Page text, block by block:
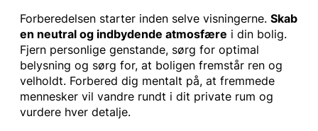
Forberedelsen starter inden selve visningerne. Skab
en neutral og indbydende atmosfære i din bolig.
Fjern personlige genstande, sørg for optimal
belysning og sørg for, at boligen fremstår ren og
velholdt. Forbered dig mentalt på, at fremmede
mennesker vil vandre rundt i dit private rum og
vurdere hver detalje.